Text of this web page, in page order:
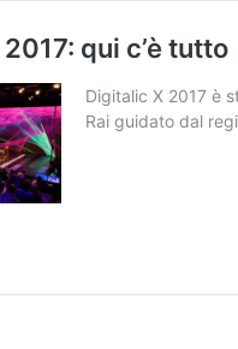
qui c’è tutto
Digitalic X 2017 è
Rai guidato dal